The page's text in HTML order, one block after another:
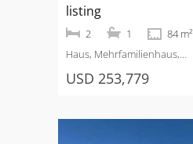
listing
2 1
84 m²
Haus, Mehrfamilienhaus,
USD 253,779